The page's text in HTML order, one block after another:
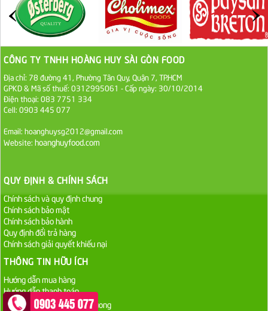
Dầu Ăn Tường An Olita 25kg
Liên hệ
Dầu Ăn Tường An Cooking Oil 25kg
Liên hệ
Dầu Ăn Nakydaco 25kg
Bơ thực vật Tường An hũ 80g
CÔNG TY TNHH HOÀNG HUY SÀI GÒN FOOD
Địa chỉ: 78 đường 41, Phường Tân Quy, Quận 7, TP.HCM
GPKD & Mã số thuế: 0312995061 - Cấp ngày: 30/10/2014
Điện thoại: 083 7751 334
Cell: 0903 445 077
Email: hoanghuysg2012@gmail.com
Website: hoanghuyfood.com
QUY ĐỊNH & CHÍNH SÁCH
Chính sách và quy định chung
Chính sách bảo mật
Chính sách bảo hành
Quy định đổi trả hàng
Chính sách giải quyết khiếu nại
THÔNG TIN HỮU ÍCH
Hướng dẫn mua hàng
Hướng dẫn thanh toán